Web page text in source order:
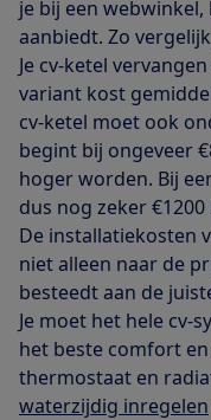
je bij een
aanbiedt. Zo
Je cv-ketel
variant kost
cv-ketel moet ook
begint bij ongeveer
hoger worden. Bij
dus nog zeker €1200
De installatiekosten
niet alleen naar de
besteedt aan de
Je moet het hele cv-
het beste comfort
thermostaat en
waterzijdig inregelen